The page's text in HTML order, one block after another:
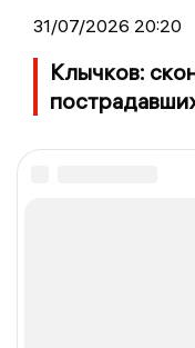
31/07/2026 20:20
Клычков: